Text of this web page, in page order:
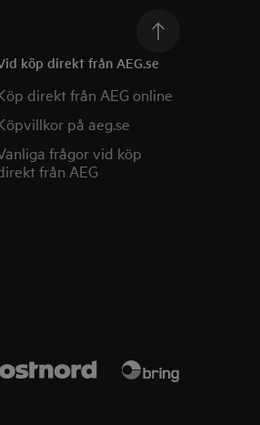
köp direkt från AEG.se
direkt från AEG online
på aeg.se
frågor vid köp
från AEG